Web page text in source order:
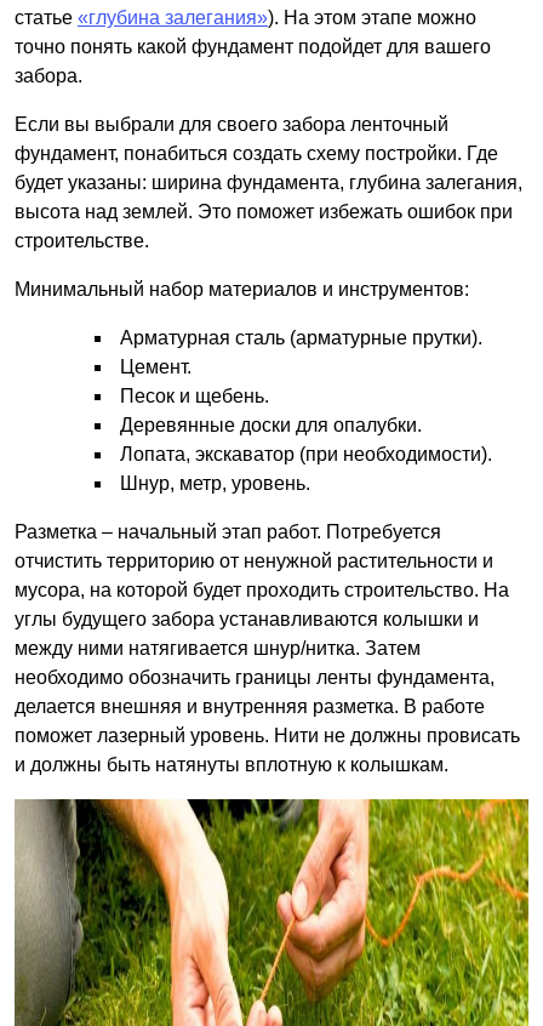
статье «глубина залегания»). На этом этапе можно
точно понять какой фундамент подойдет для вашего
забора.
Если вы выбрали для своего забора ленточный
фундамент, понабиться создать схему постройки. Где
будет указаны: ширина фундамента, глубина залегания,
высота над землей. Это поможет избежать ошибок при
строительстве.
Минимальный набор материалов и инструментов:
Арматурная сталь (арматурные прутки).
Цемент.
Песок и щебень.
Деревянные доски для опалубки.
Лопата, экскаватор (при необходимости).
Шнур, метр, уровень.
Разметка – начальный этап работ. Потребуется
отчистить территорию от ненужной растительности и
мусора, на которой будет проходить строительство. На
углы будущего забора устанавливаются колышки и
между ними натягивается шнур/нитка. Затем
необходимо обозначить границы ленты фундамента,
делается внешняя и внутренняя разметка. В работе
поможет лазерный уровень. Нити не должны провисать
и должны быть натянуты вплотную к колышкам.